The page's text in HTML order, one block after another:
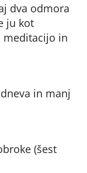
dva odmora
ju kot
meditacijo in
in manj
(šest